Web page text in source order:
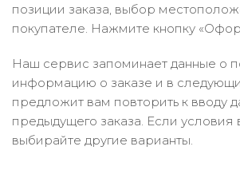
позиции заказа, выбор
покупателе. Нажмите кнопку
Наш сервис запоминает данные о
информацию о заказе и в
предложит вам повторить к вводу
предыдущего заказа. Если условия
выбирайте другие варианты.